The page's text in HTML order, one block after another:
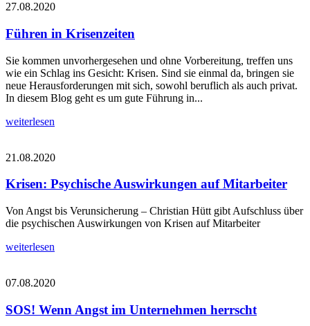
27.08.2020
Führen in Krisenzeiten
Sie kommen unvorhergesehen und ohne Vorbereitung, treffen uns
wie ein Schlag ins Gesicht: Krisen. Sind sie einmal da, bringen sie
neue Herausforderungen mit sich, sowohl beruflich als auch privat.
In diesem Blog geht es um gute Führung in...
weiterlesen
21.08.2020
Krisen: Psychische Auswirkungen auf Mitarbeiter
Von Angst bis Verunsicherung – Christian Hütt gibt Aufschluss über
die psychischen Auswirkungen von Krisen auf Mitarbeiter
weiterlesen
07.08.2020
SOS! Wenn Angst im Unternehmen herrscht